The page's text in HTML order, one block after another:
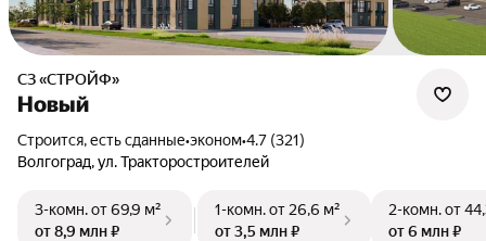
СЗ «СТРОЙФ»
Новый
Строится, есть сданные•эконом•4.7 (321)
Волгоград, ул. Тракторостроителей
3-комн.от 69,9 м²
от 8,9 млн ₽
1-комн.от 26,6 м²
от 3,5 млн ₽
2-комн.от
от 6 млн ₽